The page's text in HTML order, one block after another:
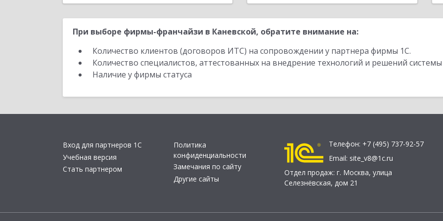
При выборе фирмы-франчайзи в Каневской, обратите внимание на:
Количество клиентов (договоров ИТС) на сопровождении у партнера фирмы 1С.
Количество специалистов, аттестованных на внедрение технологий и решений
Наличие у фирмы статуса
Вход для партнеров 1С
Учебная версия
Стать партнером
Политика
конфиденциальности
Замечания по сайту
Другие сайты
Телефон: +7 (495) 737-92-57
Email: site_v8@1c.ru
Отдел продаж: г. Москва, улица
Селезнёвская, дом 21